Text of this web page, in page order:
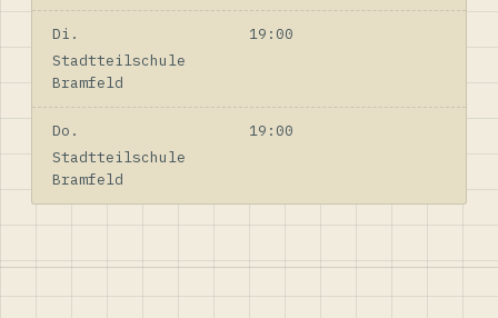
Di.
19:00
Stadtteilschule
Bramfeld
Do.
19:00
Stadtteilschule
Bramfeld